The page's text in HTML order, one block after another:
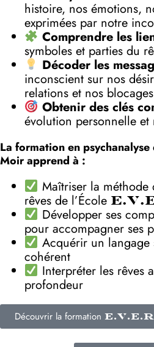
histoire, nos émotions,
exprimées par notre
Comprendre les
symboles et parties du
Décoder les
inconscient sur nos
relations et nos blocages
Obtenir des clés
évolution personnelle et
La formation en psychanalyse
Moir apprend à :
Maîtriser la méthode
rêves de l’École
Développer ses
pour accompagner ses
Acquérir un
cohérent
Interpréter les rêves
profondeur
Découvrir la formation E.V.E.R